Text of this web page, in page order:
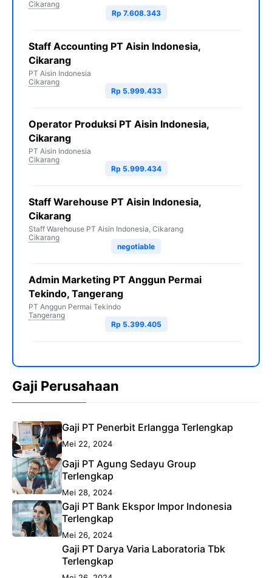
Cikarang
Rp 7.608.343
Staff Accounting PT Aisin Indonesia,
Cikarang
PT Aisin Indonesia
Cikarang
Rp 5.999.433
Operator Produksi PT Aisin Indonesia,
Cikarang
PT Aisin Indonesia
Cikarang
Rp 5.999.434
Staff Warehouse PT Aisin Indonesia,
Cikarang
Staff Warehouse PT Aisin Indonesia, Cikarang
Cikarang
negotiable
Admin Marketing PT Anggun Permai
Tekindo, Tangerang
PT Anggun Permai Tekindo
Tangerang
Rp 5.399.405
Gaji Perusahaan
Gaji PT Penerbit Erlangga Terlengkap
Mei 22, 2024
Gaji PT Agung Sedayu Group
Terlengkap
Mei 28, 2024
Gaji PT Bank Ekspor Impor Indonesia
Terlengkap
Mei 26, 2024
Gaji PT Darya Varia Laboratoria Tbk
Terlengkap